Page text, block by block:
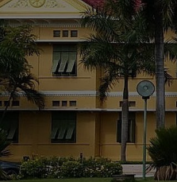
Previous